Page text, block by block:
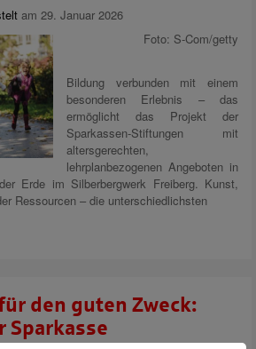
am 29. Januar 2026
Foto: S-Com/getty
Bildung verbunden mit einem
besonderen Erlebnis – das
ermöglicht das Projekt der
Sparkassen-Stiftungen mit
altersgerechten,
lehrplanbezogenen Angeboten in
Erde im Silberbergwerk Freiberg. Kunst,
Ressourcen – die unterschiedlichsten
den guten Zweck:
Sparkasse